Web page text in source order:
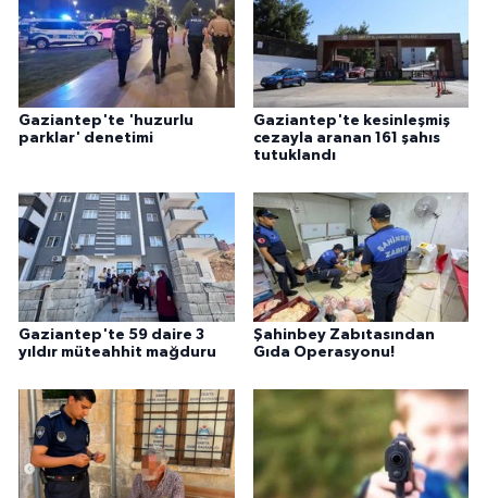
Gaziantep'te 'huzurlu
parklar' denetimi
Gaziantep'te kesinleşmiş
cezayla aranan 161 şahıs
tutuklandı
Gaziantep'te 59 daire 3
yıldır müteahhit mağduru
Şahinbey Zabıtasından
Gıda Operasyonu!